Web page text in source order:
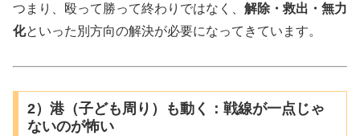
つまり、殴って勝って終わりではなく、 解除・救出・無力
化といった別方向の解決が必要になってきています。
2）港（子ども周り）も動く：戦線が一点じゃ
ないのが怖い